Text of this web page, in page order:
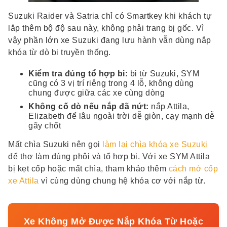
Suzuki Raider và Satria chỉ có Smartkey khi khách tự
lắp thêm bộ độ sau này, không phải trang bị gốc. Vì
vậy phần lớn xe Suzuki đang lưu hành vẫn dùng nắp
khóa từ dò bi truyền thống.
Kiểm tra đúng tổ hợp bi: bi từ Suzuki, SYM
cũng có 3 vị trí riêng trong 4 lỗ, không dùng
chung được giữa các xe cùng dòng
Không cố dò nếu nắp đã nứt: nắp Attila,
Elizabeth để lâu ngoài trời dễ giòn, cạy mạnh dễ
gãy chốt
Mất chìa Suzuki nên gọi
làm lại chìa khóa xe Suzuki
để thợ làm đúng phôi và tổ hợp bi. Với xe SYM Attila
bị kẹt cốp hoặc mất chìa, tham khảo thêm cách mở cốp
xe Attila vì cùng dùng chung hệ khóa cơ với nắp từ.
Xe Không Mở Được Nắp Khóa Từ Hoặc